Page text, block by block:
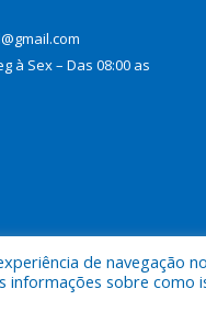
à Sex – Das 08:00 as
de navegação
sobre como